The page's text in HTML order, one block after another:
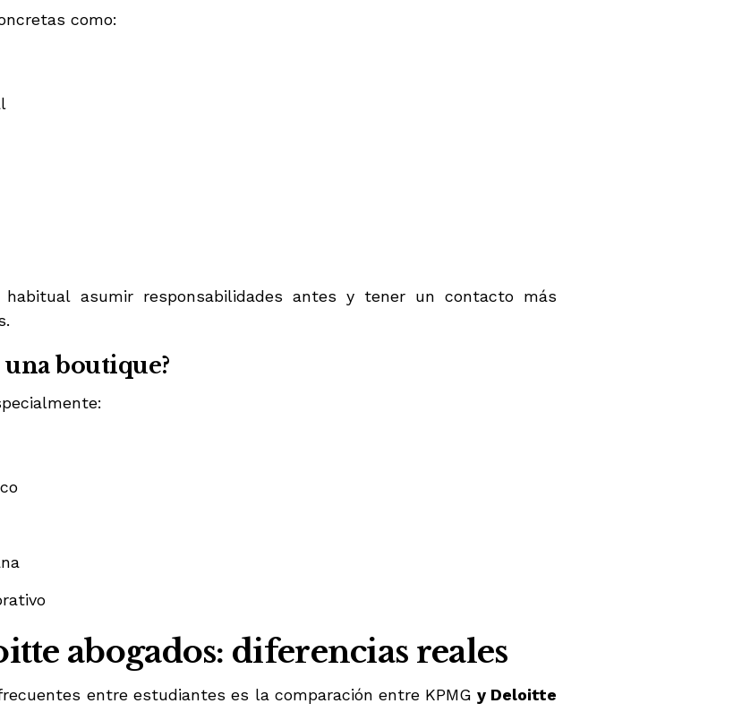
como:
asumir responsabilidades antes y tener un contacto más
una boutique?
abogados: diferencias reales
entre estudiantes es la comparación entre KPMG y Deloitte